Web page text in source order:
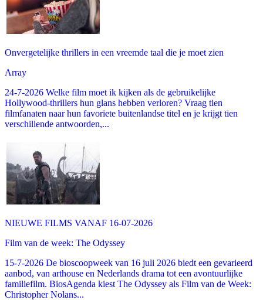
Onvergetelijke thrillers in een vreemde taal die je moet zien
Array
24-7-2026 Welke film moet ik kijken als de gebruikelijke
Hollywood-thrillers hun glans hebben verloren? Vraag tien
filmfanaten naar hun favoriete buitenlandse titel en je krijgt tien
verschillende antwoorden,...
NIEUWE FILMS VANAF 16-07-2026
Film van de week: The Odyssey
15-7-2026 De bioscoopweek van 16 juli 2026 biedt een gevarieerd
aanbod, van arthouse en Nederlands drama tot een avontuurlijke
familiefilm. BiosAgenda kiest The Odyssey als Film van de Week:
Christopher Nolans...